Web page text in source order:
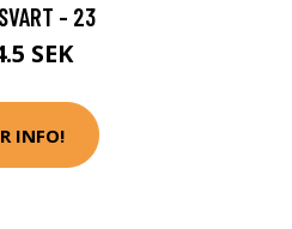
- 23
SEK
INFO!